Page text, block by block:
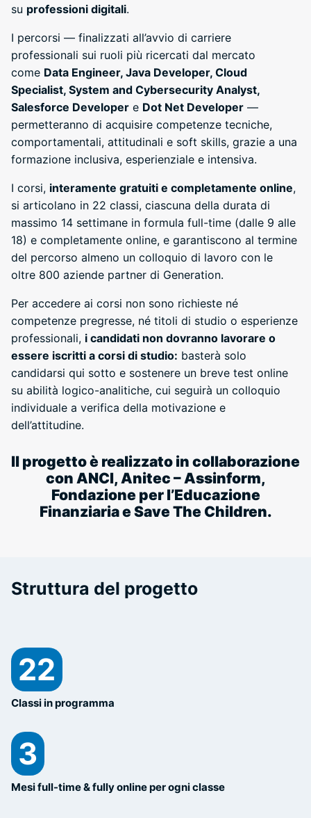
su professioni digitali.
I percorsi — finalizzati all’avvio di carriere
professionali sui ruoli più ricercati dal mercato
come Data Engineer, Java Developer, Cloud
Specialist, System and Cybersecurity Analyst,
Salesforce Developer e Dot Net Developer —
permetteranno di acquisire competenze tecniche,
comportamentali, attitudinali e soft skills, grazie a una
formazione inclusiva, esperienziale e intensiva.
I corsi, interamente gratuiti e completamente online,
si articolano in 22 classi, ciascuna della durata di
massimo 14 settimane in formula full-time (dalle 9 alle
18) e completamente online, e garantiscono al termine
del percorso almeno un colloquio di lavoro con le
oltre 800 aziende partner di Generation.
Per accedere ai corsi non sono richieste né
competenze pregresse, né titoli di studio o esperienze
professionali, i candidati non dovranno lavorare o
essere iscritti a corsi di studio: basterà solo
candidarsi qui sotto e sostenere un breve test online
su abilità logico-analitiche, cui seguirà un colloquio
individuale a verifica della motivazione e
dell’attitudine.
Il progetto è realizzato in collaborazione
con ANCI, Anitec – Assinform,
Fondazione per l’Educazione
Finanziaria e Save The Children.
Struttura del progetto
22
Classi in programma
3
Mesi full-time & fully online per ogni classe